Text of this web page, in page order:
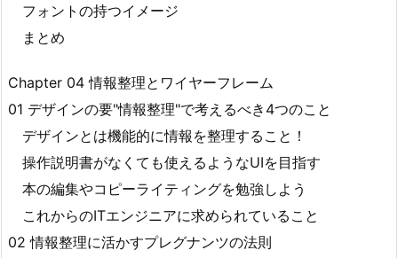
フォントの持つイメージ
まとめ
Chapter 04 情報整理とワイヤーフレーム
01 デザインの要"情報整理"で考えるべき4つのこと
デザインとは機能的に情報を整理すること！
操作説明書がなくても使えるようなUIを目指す
本の編集やコピーライティングを勉強しよう
これからのITエンジニアに求められていること
02 情報整理に活かすプレグナンツの法則